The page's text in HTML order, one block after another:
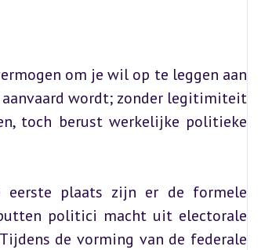
om je wil op te leggen aan
aanvaard wordt; zonder legitimiteit
toch berust werkelijke politieke
eerste plaats zijn er de formele
politici macht uit electorale
de vorming van de federale